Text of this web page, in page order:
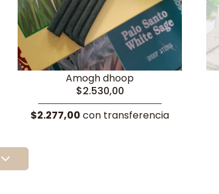
Amogh dhoop
$2.530,00
$2.277,00 con transferencia